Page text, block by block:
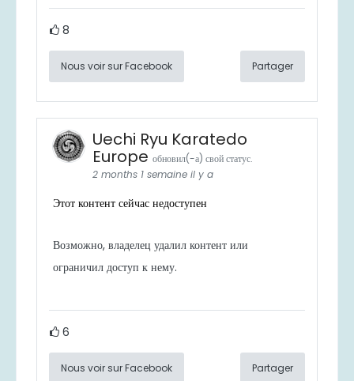
8
Nous voir sur Facebook Partager
Uechi Ryu Karatedo
Europe обновил(-а) свой статус.
2 months 1 semaine il y a
Этот контент сейчас недоступен
Возможно, владелец удалил контент или
ограничил доступ к нему.
6
Nous voir sur Facebook Partager